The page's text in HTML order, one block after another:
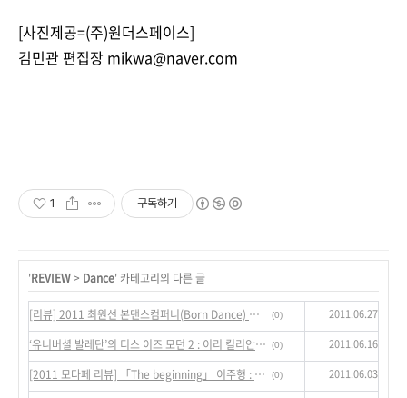
[사진제공=(주)원더스페이스]
김민관 편집장 mikwa@naver.com
1 구독하기
'REVIEW> Dance' 카테고리의 다른 글
[리뷰] 2011 최원선 본댄스컴퍼니(Born Dance) Rendering IV - 동행 : 한국 춤 외연의 확장 (0) 2011.06.27
‘유니버셜 발레단’의 디스 이즈 모던 2 : 이리 킬리안에서 허용순으로 - 모던의 기점을 전후로, 변화해 온 예술 속 자아들을 더듬어 가다 (0) 2011.06.16
[2011 모다페 리뷰] 「The beginning」 이주형 : 드라마틱한 내러티브와 정서 속에... (0) 2011.06.03